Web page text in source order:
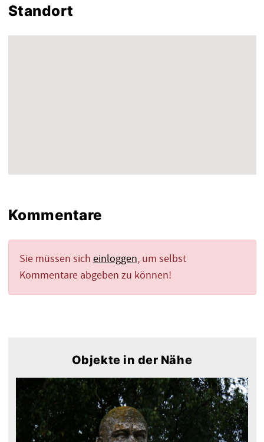
Standort
Kommentare
Sie müssen sich einloggen, um selbst
Kommentare abgeben zu können!
Objekte in der Nähe